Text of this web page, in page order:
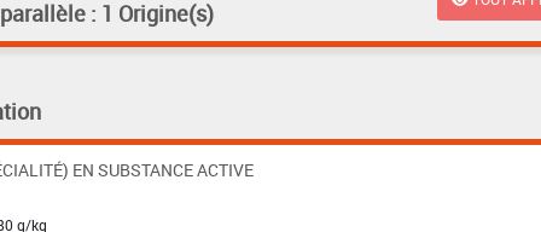
: 1 Origine(s)
EN SUBSTANCE ACTIVE
g/kg